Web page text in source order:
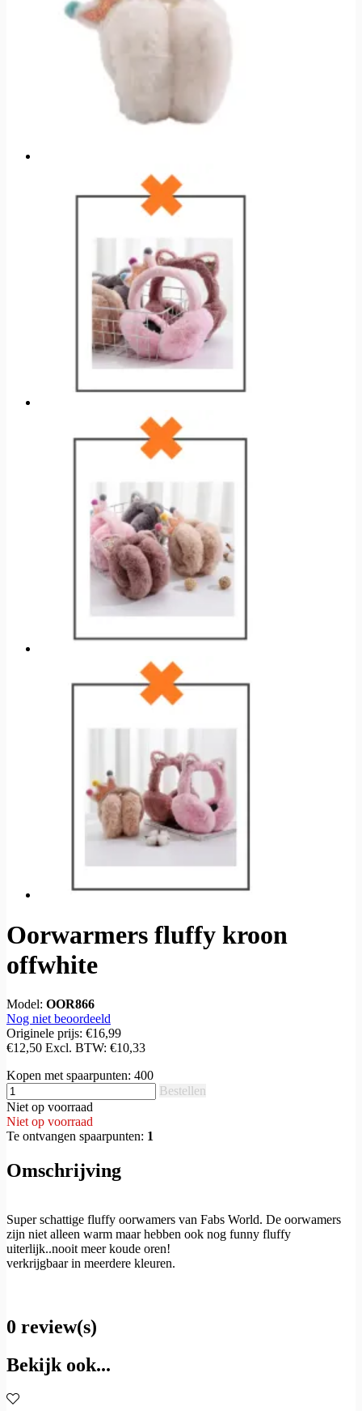
Oorwarmers fluffy kroon
offwhite
Model: OOR866
Nog niet beoordeeld
Originele prijs: €16,99
€12,50 Excl. BTW: €10,33
Kopen met spaarpunten: 400
Bestellen
Niet op voorraad
Niet op voorraad
Te ontvangen spaarpunten: 1
Omschrijving
Super schattige fluffy oorwamers van Fabs World. De oorwamers
zijn niet alleen warm maar hebben ook nog funny fluffy
uiterlijk..nooit meer koude oren!
verkrijgbaar in meerdere kleuren.
0 review(s)
Bekijk ook...